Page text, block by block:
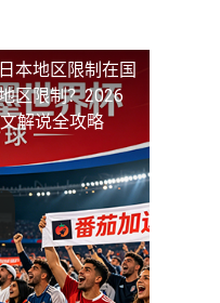
本地区限制 在国
区限制？2026
解说全攻略